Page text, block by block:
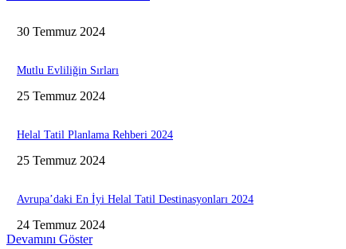
30 Temmuz 2024
Mutlu Evliliğin Sırları
25 Temmuz 2024
Helal Tatil Planlama Rehberi 2024
25 Temmuz 2024
Avrupa’daki En İyi Helal Tatil Destinasyonları 2024
24 Temmuz 2024
Devamını Göster